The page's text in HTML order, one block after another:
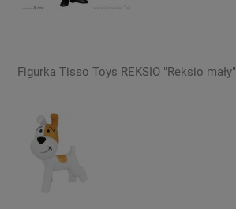
Figurka Tisso Toys REKSIO "Reksio mały"